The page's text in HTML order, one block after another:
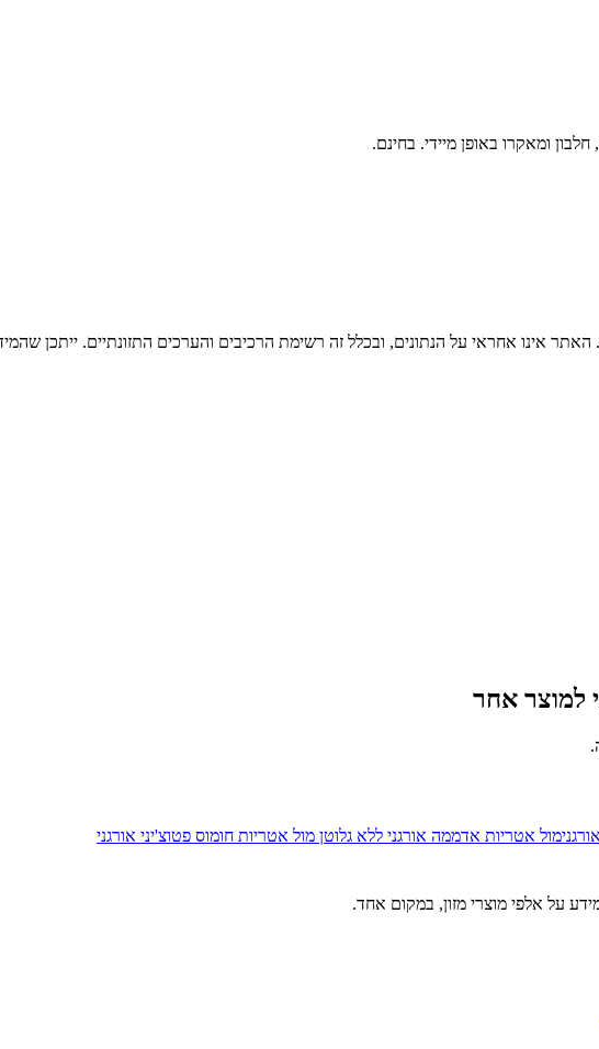
אינו אחראי על הנתונים, ובכלל זה רשימת הרכיבים והערכים התזונתיים. ייתכן
למוצר אחר
מול אטריות אדממה אורגני ללא גלוטן מול אטריות חומוס פטוצ'יני אורגני
על אלפי מוצרי מזון, במקום אחד.